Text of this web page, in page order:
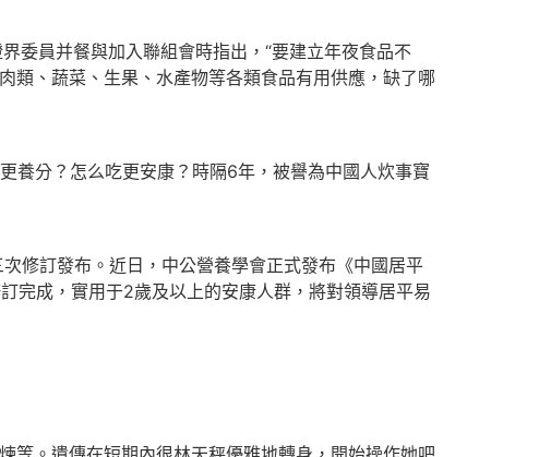
員并餐與加入聯組會時指出，“要建立年夜食品不
類、蔬菜、生果、水產物等各類食品有用供應，缺了哪
養分？怎么吃更安康？時隔6年，被譽為中國人炊事寶
訂發布。近日，中公營養學會正式發布《中國居平
完成，實用于2歲及以上的安康人群，將對領導居平易